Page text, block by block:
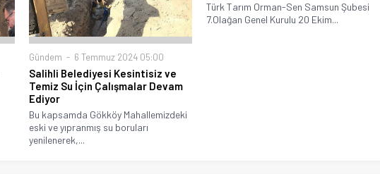
Gündem 6 Temmuz 2024 05:00
Salihli Belediyesi Kesintisiz ve
Temiz Su İçin Çalışmalar Devam
Ediyor
Bu kapsamda Gökköy Mahallemizdeki
eski ve yıpranmış su boruları
yenilenerek,...
Türk Tarım Orman-Sen Samsun Şubesi
7.Olağan Genel Kurulu 20 Ekim...